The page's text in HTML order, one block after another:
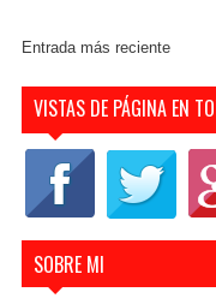
Entrada más reciente
VISTAS DE PÁGINA EN
SOBRE MI